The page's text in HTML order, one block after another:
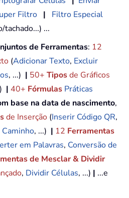
Filtro |
Filtro Especial
...
de Ferramentas: 12
(Adicionar Texto, Excluir
, ...) | 50+ Tiposde Gráficos
| 40+ Fórmulas Práticas
base na data de nascimento,
de Inserção (Inserir Código QR,
, ...) | 12 Ferramentas
em Palavras, Conversão de
de Mesclar & Dividir
, Dividir Células, ...) | ...e